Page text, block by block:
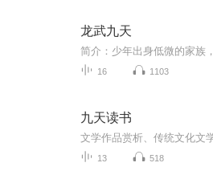
龙武九天
16 1103
九天读书
13 518